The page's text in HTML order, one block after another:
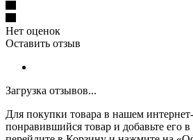
Нет оценок
Оставить отзыв
Загрузка отзывов...
Для покупки товара в нашем
понравившийся товар и добавьте его в